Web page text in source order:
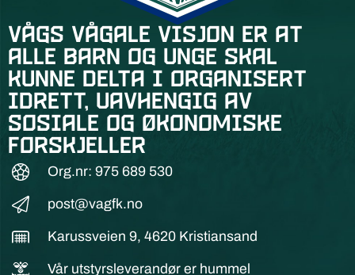
Vågs vågale visjon er at
alle barn og unge skal
kunne delta i organisert
idrett, uavhengig av
sosiale og økonomiske
forskjeller
Org.nr: 975 689 530
post@vagfk.no
Karussveien 9, 4620 Kristiansand
Vår utstyrsleverandør er hummel